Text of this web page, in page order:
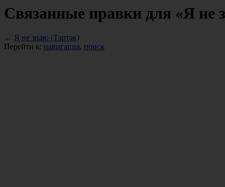
Связанные правки для «Я не
← Я не знаю (Тартак)
Перейти к: навигация, поиск